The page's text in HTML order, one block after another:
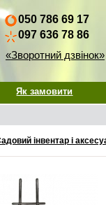
050 786 69 17
097 636 78 86
«Зворотний дзвінок»
Як замовити
інвентар і